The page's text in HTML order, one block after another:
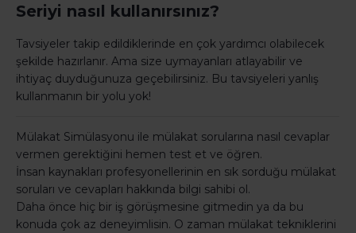
Seriyi nasıl kullanırsınız?
Tavsiyeler takip edildiklerinde en çok yardımcı olabilecek
şekilde hazırlanır. Ama size uymayanları atlayabilir ve
ihtiyaç duyduğunuza geçebilirsiniz. Bu tavsiyeleri yanlış
kullanmanın bir yolu yok!
Mülakat Simülasyonu ile mülakat sorularına nasıl cevaplar
vermen gerektiğini hemen test et ve öğren.
İnsan kaynakları profesyonellerinin en sık sorduğu mülakat
soruları ve cevapları hakkında bilgi sahibi ol.
Daha önce hiç bir iş görüşmesine gitmedin ya da bu
konuda çok az deneyimlisin. O zaman mülakat tekniklerini